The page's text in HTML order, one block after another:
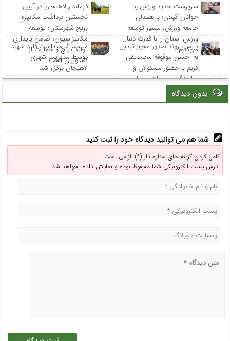
سرپرست جدید ورزش و
جوانان گیلان: با همدلی
جامعه ورزش، مسیر توسعه
ورزش استان را با قدرت دنبال
می‌کنیم
فرماندار لاهیجان در آیین
نخستین برداشت مکانیزه
برنج شهرستان: توسعه
مکانیزاسیون، ضامن پایداری
تولید برنج و حمایت از
کشاورزان است
بررسی روند صدور مجوز تبدیل
به احسن موقوفه محمدتقی
کریم با حضور مسئولان و
نمایندگان روستاهای ساحلی
مراسم گرامیداشت قائد شهید
توسط مدیریت شهری
لاهیجان برگزار شد
بدون دیدگاه
شما هم می توانید دیدگاه خود را ثبت کنید
کامل کردن گزینه های ستاره دار (*) الزامی است -
آدرس پست الکترونیکی شما محفوظ بوده و نمایش داده نخواهد شد -